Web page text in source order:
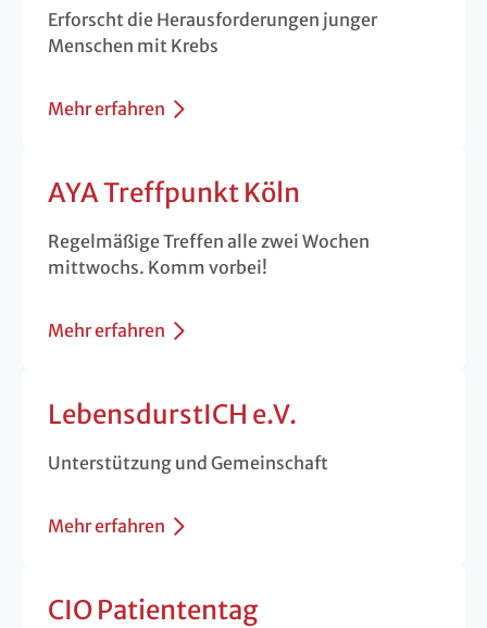
Erforscht die Herausforderungen junger
Menschen mit Krebs
Mehr erfahren
AYA Treffpunkt Köln
Regelmäßige Treffen alle zwei Wochen
mittwochs. Komm vorbei!
Mehr erfahren
LebensdurstICH e.V.
Unterstützung und Gemeinschaft
Mehr erfahren
CIO Patiententag